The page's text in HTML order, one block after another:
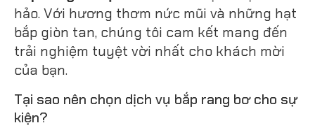
hảo. Với hương thơm nức mũi và những hạt
bắp giòn tan, chúng tôi cam kết mang đến
trải nghiệm tuyệt vời nhất cho khách mời
của bạn.
Tại sao nên chọn dịch vụ bắp rang bơ cho sự
kiện?